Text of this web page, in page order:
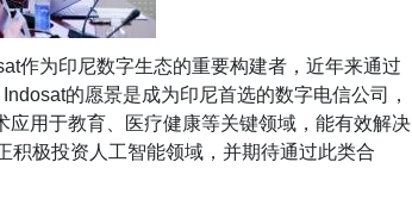
作为印尼数字生态的重要构建者，近年来通过
Indosat的愿景是成为印尼首选的数字电信公司，
用于教育、医疗健康等关键领域，能有效解决
积极投资人工智能领域，并期待通过此类合